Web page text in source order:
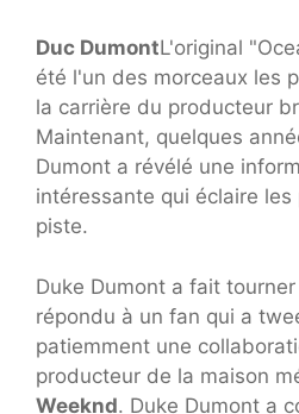
Duc DumontL'original
été l'un des morceaux les
la carrière du producteur
Maintenant, quelques
Dumont a révélé une
intéressante qui éclaire
piste.
Duke Dumont a fait
répondu à un fan qui a
patiemment une
producteur de la maison
Weeknd. Duke Dumont a